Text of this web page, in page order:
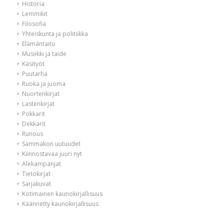
Historia
Lemmikit
Filosofia
Yhteiskunta ja politiikka
Elämäntaito
Musiikki ja taide
Käsityöt
Puutarha
Ruoka ja juoma
Nuortenkirjat
Lastenkirjat
Pokkarit
Dekkarit
Runous
Sammakon uutuudet
Kiinnostavaa juuri nyt
Alekampanjat
Tietokirjat
Sarjakuvat
Kotimainen kaunokirjallisuus
Käännetty kaunokirjallisuus